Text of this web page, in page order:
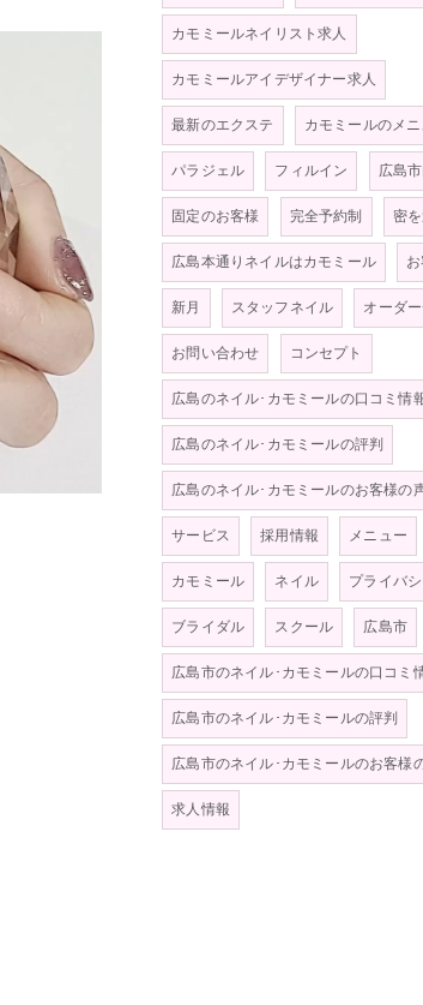
カモミールネイリスト求人
カモミールアイデザイナー求人
最新のエクステ カモミールのメ
パラジェル フィルイン 広島
固定のお客様 完全予約制 密
広島本通りネイルはカモミール
新月 スタッフネイル オーダ
お問い合わせ コンセプト
広島のネイル･カモミールの口コミ情
広島のネイル･カモミールの評判
広島のネイル･カモミールのお客様の
サービス 採用情報 メニュー
カモミール ネイル プライバ
ブライダル スクール 広島市
広島市のネイル･カモミールの口コミ
広島市のネイル･カモミールの評判
広島市のネイル･カモミールのお客様
求人情報